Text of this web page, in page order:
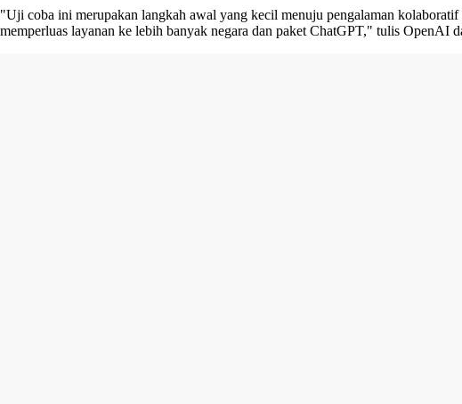
"Uji coba ini merupakan langkah awal yang kecil menuju pengalaman
memperluas layanan ke lebih banyak negara dan paket ChatGPT," tulis OpenAI